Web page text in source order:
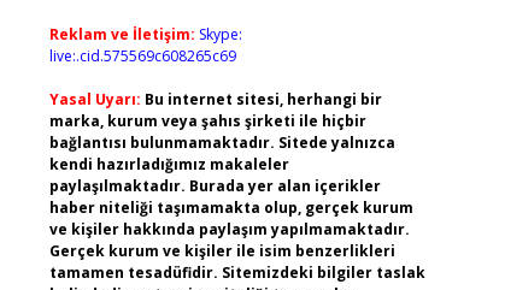
Reklam ve İletişim: Skype:
live:.cid.575569c608265c69
Yasal Uyarı: Bu internet sitesi, herhangi bir
marka, kurum veya şahıs şirketi ile hiçbir
bağlantısı bulunmamaktadır. Sitede yalnızca
kendi hazırladığımız makaleler
paylaşılmaktadır. Burada yer alan içerikler
haber niteliği taşımamakta olup, gerçek kurum
ve kişiler hakkında paylaşım yapılmamaktadır.
Gerçek kurum ve kişiler ile isim benzerlikleri
tamamen tesadüfidir. Sitemizdeki bilgiler taslak